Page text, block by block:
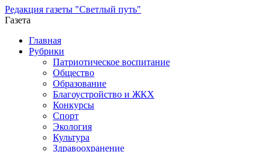
Редакция газеты "Светлый путь"
Газета
Промотать
содержимому
Главная
Рубрики
Патриотическое воспитание
Общество
Образование
Благоустройство и ЖКХ
Конкурсы
Спорт
Экология
Культура
Здравоохранение